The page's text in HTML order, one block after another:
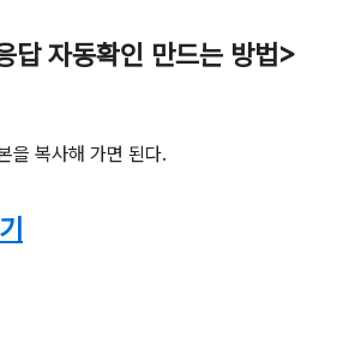
답 자동확인 만드는 방법>
을 복사해 가면 된다.